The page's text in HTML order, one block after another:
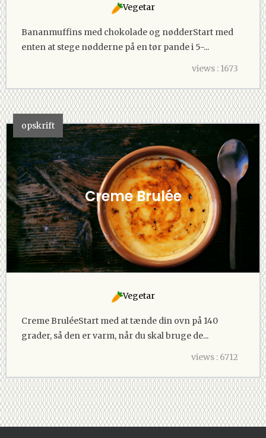
Vegetar
Bananmuffins med chokolade og nødderStart med
enten at stege nødderne på en tør pande i 5-...
views : 1673
opskrift
Creme Brulée
Vegetar
Creme BruléeStart med at tænde din ovn på 140
grader, så den er varm, når du skal bruge de...
views : 6712